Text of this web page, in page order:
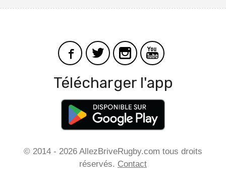
Télécharger l'app
© 2014 - 2026 AllezBriveRugby.com tous droits
réservés. Contact